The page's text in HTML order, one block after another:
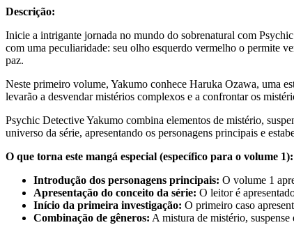
Descrição:
Inicie a intrigante jornada no mundo do sobrenatural com
com uma peculiaridade: seu olho esquerdo vermelho o permite
paz.
Neste primeiro volume, Yakumo conhece Haruka Ozawa, uma
levarão a desvendar mistérios complexos e a confrontar os
Psychic Detective Yakumo combina elementos de mistério,
universo da série, apresentando os personagens principais e
O que torna este mangá especial (específico para o volume 1):
Introdução dos personagens principais: O volume 1
Apresentação do conceito da série: O leitor é
Início da primeira investigação: O primeiro caso
Combinação de gêneros: A mistura de mistério,